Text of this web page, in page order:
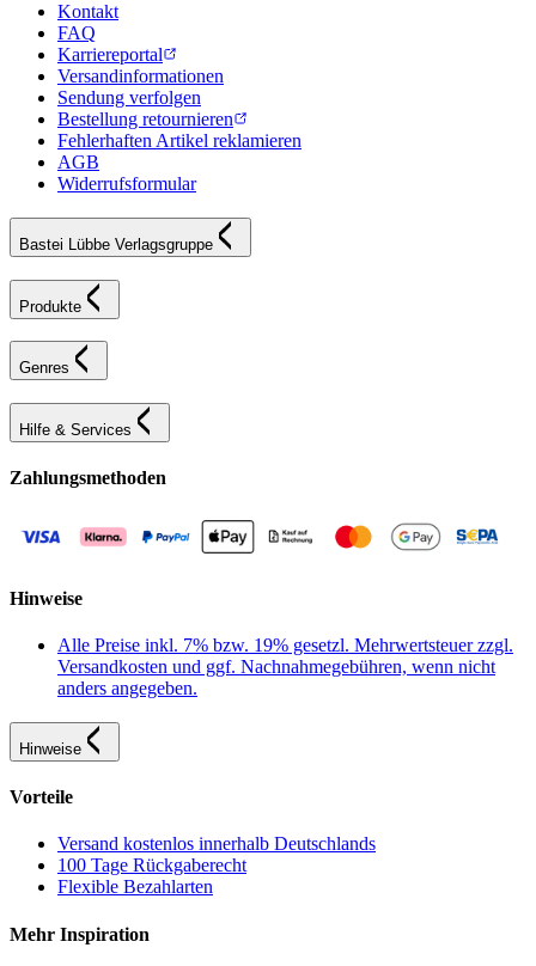
Kontakt
FAQ
Karriereportal
Versandinformationen
Sendung verfolgen
Bestellung retournieren
Fehlerhaften Artikel reklamieren
AGB
Widerrufsformular
Bastei Lübbe Verlagsgruppe
Produkte
Genres
Hilfe & Services
Zahlungsmethoden
Hinweise
Alle Preise inkl. 7% bzw. 19% gesetzl. Mehrwertsteuer zzgl.
Versandkosten und ggf. Nachnahmegebühren, wenn nicht
anders angegeben.
Hinweise
Vorteile
Versand kostenlos innerhalb Deutschlands
100 Tage Rückgaberecht
Flexible Bezahlarten
Mehr Inspiration